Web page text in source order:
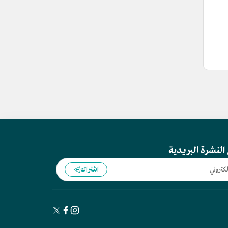
البريدية
اشتراك